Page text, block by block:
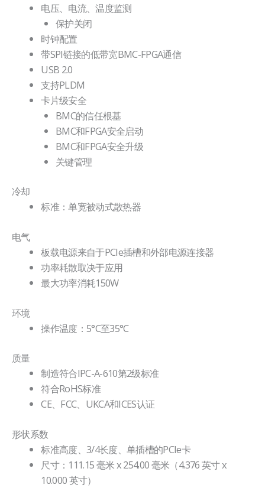
电压、电流、温度监测
保护关闭
时钟配置
带SPI链接的低带宽BMC-FPGA通信
USB 2.0
支持PLDM
卡片级安全
BMC的信任根基
BMC和FPGA安全启动
BMC和FPGA安全升级
关键管理
冷却
标准：单宽被动式散热器
电气
板载电源来自于PCIe插槽和外部电源连接器
功率耗散取决于应用
最大功率消耗150W
环境
操作温度：5°C至35°C
质量
制造符合IPC-A-610第2级标准
符合RoHS标准
CE、FCC、UKCA和ICES认证
形状系数
标准高度、3/4长度、单插槽的PCIe卡
尺寸：111.15 毫米 x 254.00 毫米（4.376 英寸 x
10.000 英寸）